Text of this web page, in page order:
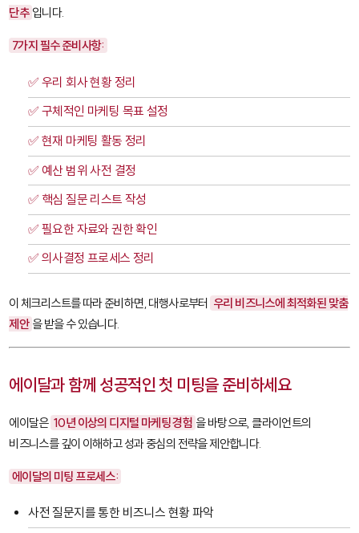
단추 입니다.
7가지 필수 준비사항:
✅ 우리 회사 현황 정리
✅ 구체적인 마케팅 목표 설정
✅ 현재 마케팅 활동 정리
✅ 예산 범위 사전 결정
✅ 핵심 질문 리스트 작성
✅ 필요한 자료와 권한 확인
✅ 의사결정 프로세스 정리
이 체크리스트를 따라 준비하면, 대행사로부터 우리 비즈니스에 최적화된 맞춤
제안 을 받을 수 있습니다.
에이달과 함께 성공적인 첫 미팅을 준비하세요
에이달은 10년 이상의 디지털 마케팅 경험 을 바탕으로, 클라이언트의
비즈니스를 깊이 이해하고 성과 중심의 전략을 제안합니다.
에이달의 미팅 프로세스:
사전 질문지를 통한 비즈니스 현황 파악